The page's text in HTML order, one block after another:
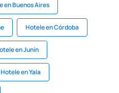
en Buenos Aires
Hotele en Córdoba
en Junín
Hotele en Yala